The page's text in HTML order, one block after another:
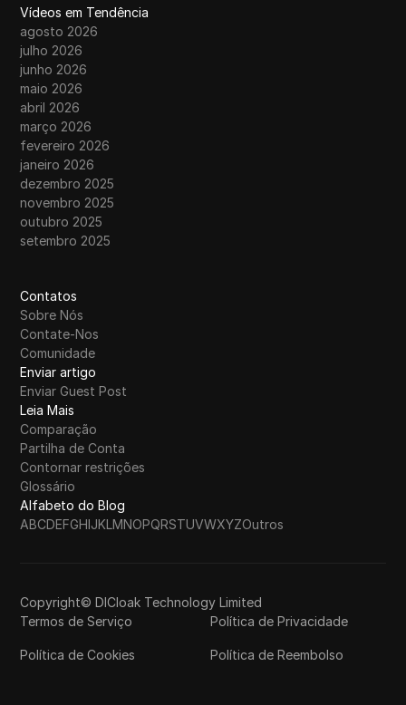
Vídeos em Tendência
agosto 2026
julho 2026
junho 2026
maio 2026
abril 2026
março 2026
fevereiro 2026
janeiro 2026
dezembro 2025
novembro 2025
outubro 2025
setembro 2025
Contatos
Sobre Nós
Contate-Nos
Comunidade
Enviar artigo
Enviar Guest Post
Leia Mais
Comparação
Partilha de Conta
Contornar restrições
Glossário
Alfabeto do Blog
ABCDEFGHIJKLMNOPQRSTUVWXYZOutros
Copyright© DICloak Technology Limited
Termos de Serviço
Política de Privacidade
Política de Cookies Política de Reembolso